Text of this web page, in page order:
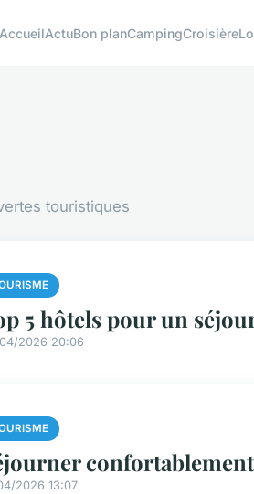
AccueilActuBon planCampingCroisière
touristiques
5 hôtels pour un
2026 20:06
2026 13:07